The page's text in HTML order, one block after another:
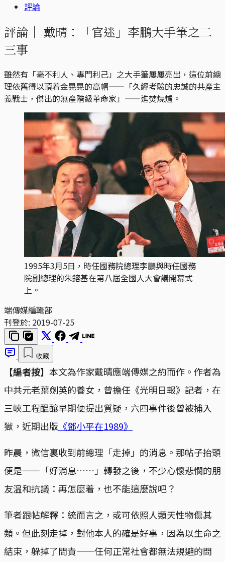
評論
評論｜ 戴晴：「官迷」李鵬大手筆之二
三事
雖然有「毫不利人、專門利己」之大手筆屢屢亮出，這位前總
理依舊得以頂着金晃晃的高帽——「久經考驗的忠誠的共產主
義戰士，傑出的無產階級革命家」——進焚燒爐。
1995年3月5日，時任國務院總理李鵬與時任國務
院副總理的朱鎔基在第八屆全國人大會議開幕式
上。
端傳媒編輯部
刊登於: 2019-07-25
收藏
【編者按】 本文為作家戴晴應端傳媒之約而作。作者為
中共元老葉劍英的養女，曾擔任《光明日報》記者，在
三峽工程醖釀早期便提出質疑，六四事件後曾被捕入
獄，近期出版 《鄧小平在1989》
昨晨，微信裏收到前總理「走掉」的消息。那帖子抬頭
便是——「好消息……」轉發之後，不少心懷悲憫的朋
友温和抗議：再怎麼着，也不能這麼說吧？
筆者跟帖解釋：統而言之，或可依照人類天性物傷其
類。但此刻走掉，對他本人的確是好事，因為以生命之
結束，躲掉了問責——任何正常社會都無法規避的問